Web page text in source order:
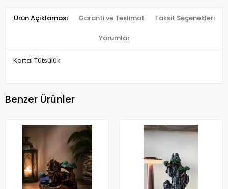
Ürün Açıklaması Garanti ve Teslimat Taksit Seçenekleri
Yorumlar
Kartal Tütsülük
Benzer Ürünler